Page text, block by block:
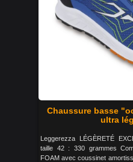
Chaussure basse
ultra
Leggerezza LÉGÈRETÉ
taille 42 : 330 grammes
FOAM avec coussinet